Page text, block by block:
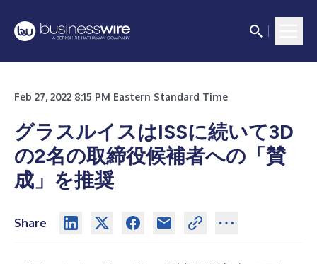
Feb 27, 2022 8:15 PM Eastern Standard Time
グラスルイスはISSに続いて3D
の2名の取締役候補者への「賛
成」を推奨
Share